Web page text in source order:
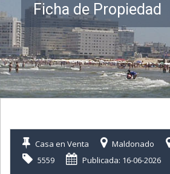
Ficha de Propiedad
Casa en Venta Maldonado
5559
Publicada: 16-06-2026